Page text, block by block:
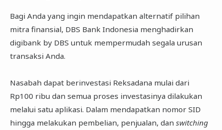
Bagi Anda yang ingin mendapatkan alternatif pilihan
mitra finansial, DBS Bank Indonesia menghadirkan
digibank by DBS untuk mempermudah segala urusan
transaksi Anda.
Nasabah dapat berinvestasi Reksadana mulai dari
Rp100 ribu dan semua proses investasinya dilakukan
melalui satu aplikasi. Dalam mendapatkan nomor SID
hingga melakukan pembelian, penjualan, dan switching